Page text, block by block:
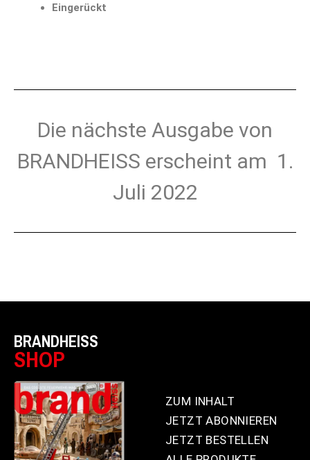
Eingerückt
Die nächste Ausgabe von
BRANDHEISS erscheint am 1.
Juli 2022
BRANDHEISS
SHOP
ZUM INHALT
JETZT ABONNIEREN
JETZT BESTELLEN